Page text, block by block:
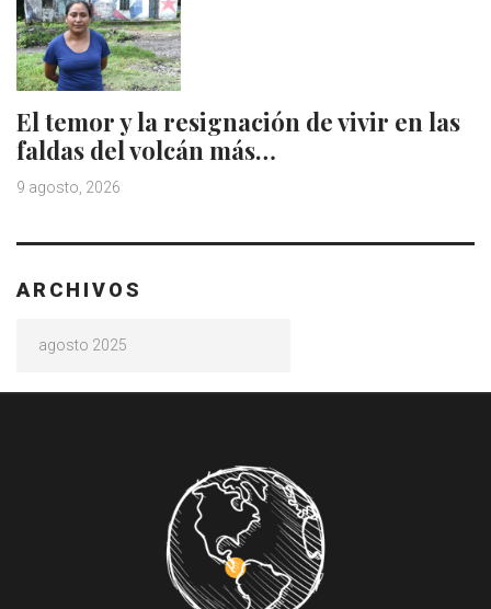
El temor y la resignación de vivir en las
faldas del volcán más…
9 agosto, 2026
ARCHIVOS